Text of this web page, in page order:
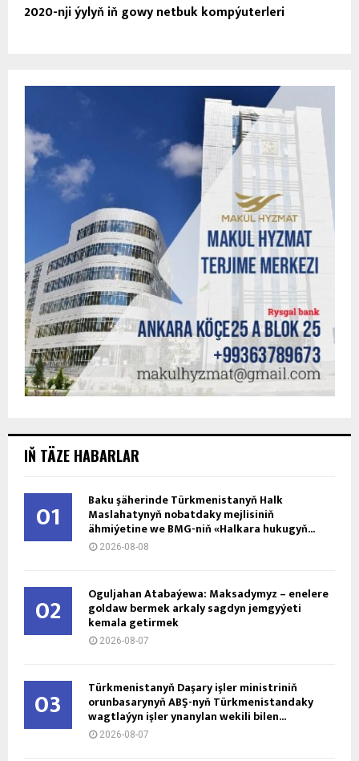
2020-nji ýylyň iň gowy netbuk kompýuterleri
IŇ TÄZE HABARLAR
01 Baku şäherinde Türkmenistanyň Halk
Maslahatynyň nobatdaky mejlisiniň
ähmiýetine we BMG-niň «Halkara hukugyň...
2026-08-08
02 Oguljahan Atabaýewa: Maksadymyz – enelere
goldaw bermek arkaly sagdyn jemgyýeti
kemala getirmek
2026-08-07
03 Türkmenistanyň Daşary işler ministriniň
orunbasarynyň ABŞ-nyň Türkmenistandaky
wagtlaýyn işler ynanylan wekili bilen...
2026-08-07